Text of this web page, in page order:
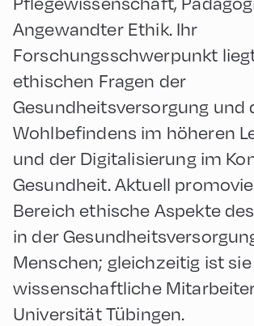
Angewandter Ethik. Ihr
Forschungsschwerpunkt
ethischen Fragen der
Gesundheitsversorgung und
Wohlbefindens im höheren
und der Digitalisierung im
Gesundheit. Aktuell
Bereich ethische Aspekte
in der
Menschen; gleichzeitig ist sie
wissenschaftliche
Universität Tübingen.